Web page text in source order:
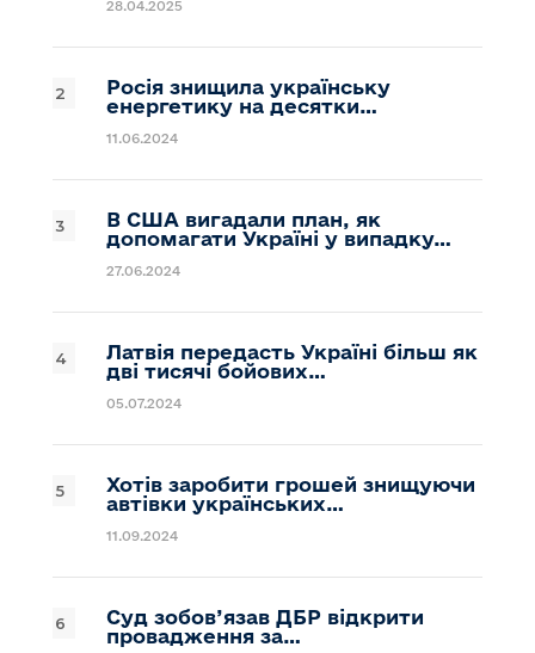
28.04.2025
Росія знищила українську
енергетику на десятки…
11.06.2024
В США вигадали план, як
допомагати Україні у випадку…
27.06.2024
Латвія передасть Україні більш як
дві тисячі бойових…
05.07.2024
Хотів заробити грошей знищуючи
автівки українських…
11.09.2024
Суд зобов’язав ДБР відкрити
провадження за…